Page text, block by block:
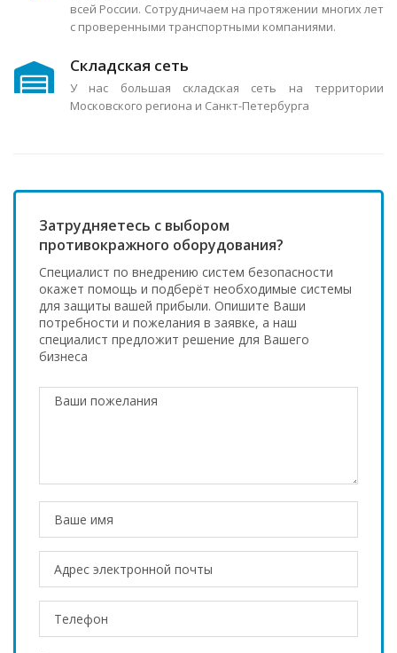
всей России. Сотрудничаем на протяжении многих лет
с проверенными транспортными компаниями.
Складская сеть
У нас большая складская сеть на территории
Московского региона и Санкт-Петербурга
Затрудняетесь с выбором
противокражного оборудования?
Специалист по внедрению систем безопасности
окажет помощь и подберёт необходимые системы
для защиты вашей прибыли. Опишите Ваши
потребности и пожелания в заявке, а наш
специалист предложит решение для Вашего
бизнеса